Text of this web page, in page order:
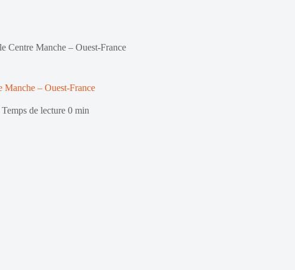
Centre Manche – Ouest-France
Manche – Ouest-France
Temps de lecture 0 min